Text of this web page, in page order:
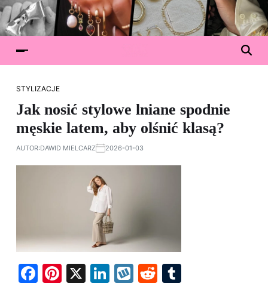
STYLIZACJE
Jak nosić stylowe lniane spodnie
męskie latem, aby olśnić klasą?
AUTOR:DAWID MIELCARZ 2026-01-03
F
Pi X
Li W R